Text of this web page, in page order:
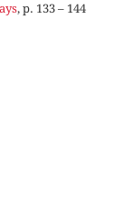
, p. 133 – 144